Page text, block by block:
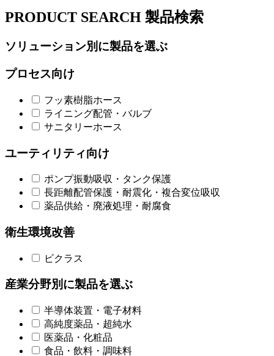
PRODUCT SEARCH 製品検索
ソリューション別に製品を選ぶ
プロセス向け
フッ素樹脂ホース
ライニング配管・バルブ
サニタリーホース
ユーティリティ向け
ポンプ振動吸収・タンク保護
長距離配管保護・耐震化・複合変位吸収
薬品供給・廃液処理・耐腐食
衛生環境改善
ビクラス
産業分野別に製品を選ぶ
半導体装置・電子材料
高純度薬品・超純水
医薬品・化粧品
食品・飲料・調味料